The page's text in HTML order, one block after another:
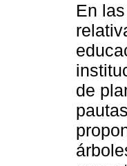
En
de